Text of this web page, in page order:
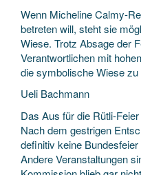
Wenn Micheline Calmy-
betreten will, steht sie
Wiese. Trotz Absage der
Verantwortlichen mit
die symbolische Wiese
Ueli Bachmann
Das Aus für die Rütli-
Nach dem gestrigen
definitiv keine
Andere Veranstaltungen